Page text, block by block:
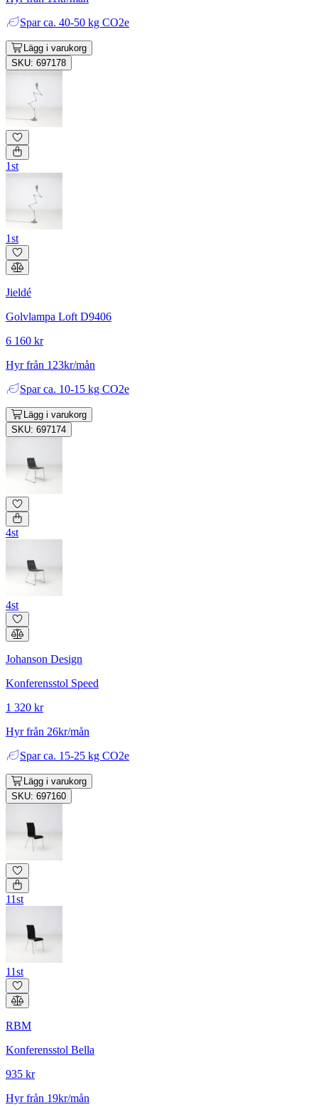
Spar ca. 40-50 kg CO2e
Lägg i varukorg
SKU: 697178
1st
1st
Jieldé
Golvlampa Loft D9406
6 160 kr
Hyr från 123kr/mån
Spar ca. 10-15 kg CO2e
Lägg i varukorg
SKU: 697174
4st
4st
Johanson Design
Konferensstol Speed
1 320 kr
Hyr från 26kr/mån
Spar ca. 15-25 kg CO2e
Lägg i varukorg
SKU: 697160
11st
11st
RBM
Konferensstol Bella
935 kr
Hyr från 19kr/mån